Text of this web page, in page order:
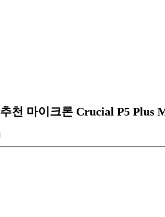
천 마이크론 Crucial P5 Plus